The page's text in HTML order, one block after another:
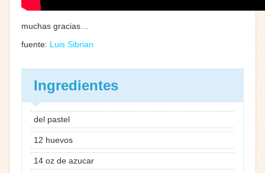
muchas gracias…
fuente: Luis Sibrian
Ingredientes
del pastel
12 huevos
14 oz de azucar